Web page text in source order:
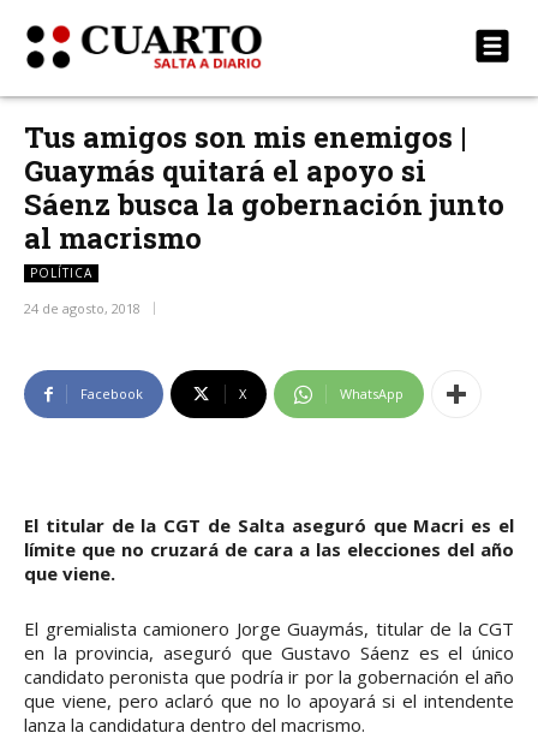
Tus amigos son mis enemigos |
Guaymás quitará el apoyo si
Sáenz busca la gobernación junto
al macrismo
POLÍTICA
24 de agosto, 2018
Facebook X WhatsApp
El titular de la CGT de Salta aseguró que Macri es el
límite que no cruzará de cara a las elecciones del año
que viene.
El gremialista camionero Jorge Guaymás, titular de la CGT
en la provincia, aseguró que Gustavo Sáenz es el único
candidato peronista que podría ir por la gobernación el año
que viene, pero aclaró que no lo apoyará si el intendente
lanza la candidatura dentro del macrismo.